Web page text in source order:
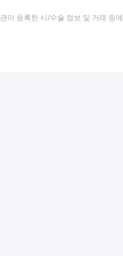
이 등록한 시/수술 정보 및 거래 등